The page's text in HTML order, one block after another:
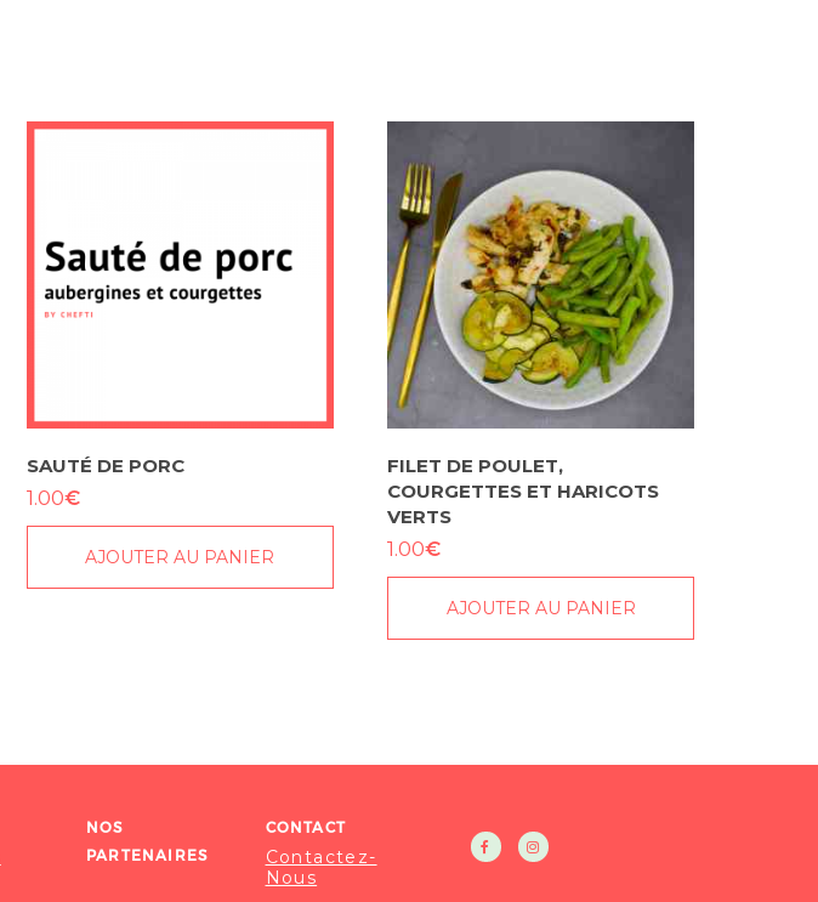
SAUTÉ DE PORC
1.00€
AJOUTER AU PANIER
FILET DE POULET,
COURGETTES ET HARICOTS
VERTS
1.00€
AJOUTER AU PANIER
NOS
PARTENAIRES
CONTACT
Contactez-
Nous